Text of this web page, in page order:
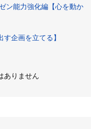
ン能力強化編【心を動か
企画を立てる】
ありません